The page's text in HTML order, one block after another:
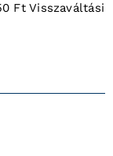
Ft Visszaváltási